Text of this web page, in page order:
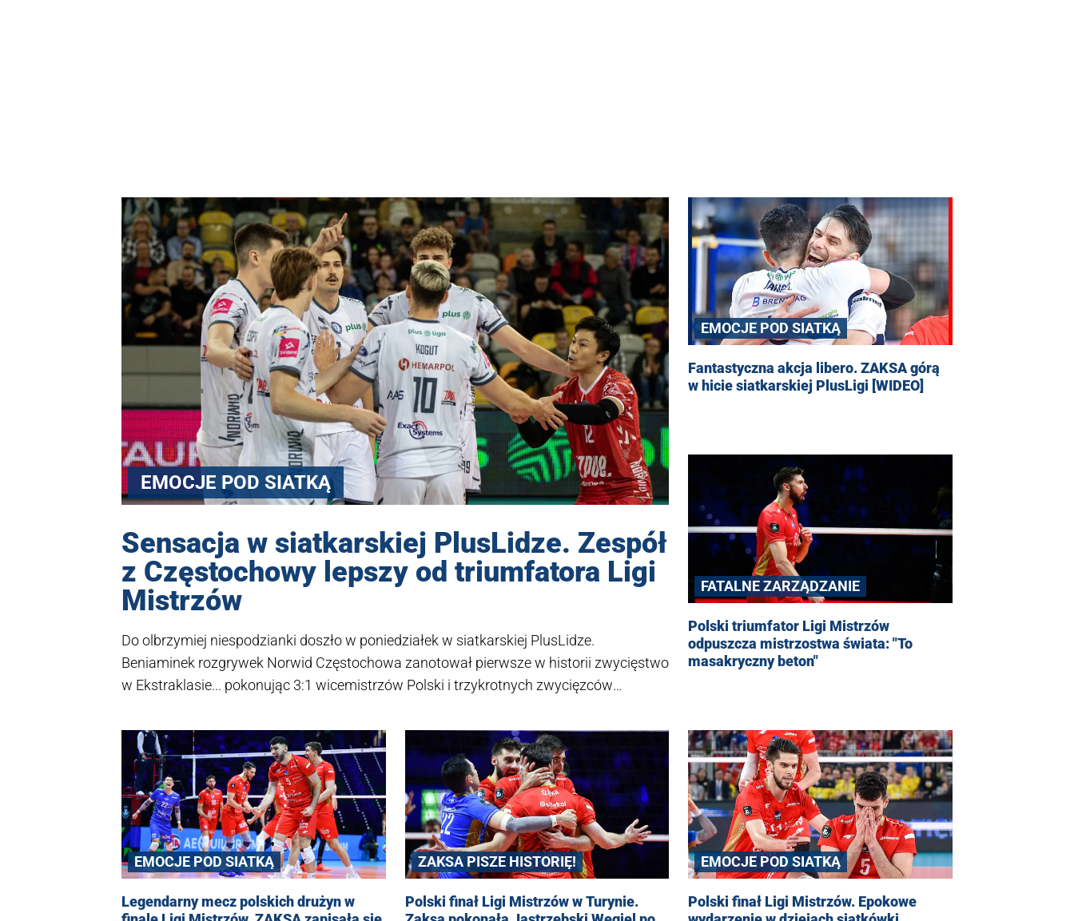
EMOCJE POD SIATKĄ
Sensacja w siatkarskiej PlusLidze. Zespół
z Częstochowy lepszy od triumfatora Ligi
Mistrzów
Do olbrzymiej niespodzianki doszło w poniedziałek w siatkarskiej PlusLidze.
Beniaminek rozgrywek Norwid Częstochowa zanotował pierwsze w historii zwycięstwo
w Ekstraklasie... pokonując 3:1 wicemistrzów Polski i trzykrotnych zwycięzców
EMOCJE POD SIATKĄ
Fantastyczna akcja libero. ZAKSA górą
w hicie siatkarskiej PlusLigi [WIDEO]
FATALNE ZARZĄDZANIE
Polski triumfator Ligi Mistrzów
odpuszcza mistrzostwa świata: "To
masakryczny beton"
EMOCJE POD SIATKĄ
Legendarny mecz polskich drużyn w
ZAKSA PISZE HISTORIĘ!
Polski finał Ligi Mistrzów w Turynie.
EMOCJE POD SIATKĄ
Polski finał Ligi Mistrzów. Epokowe